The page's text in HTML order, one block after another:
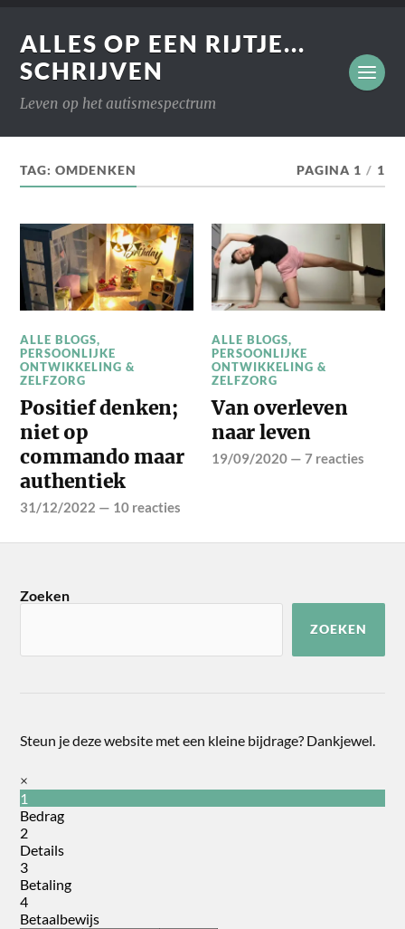
ALLES OP EEN RIJTJE...
SCHRIJVEN
Leven op het autismespectrum
TAG:OMDENKEN PAGINA 1 / 1
ALLE BLOGS,
PERSOONLIJKE
ONTWIKKELING &
ZELFZORG
Positief denken;
niet op
commando maar
authentiek
31/12/2022 — 10 reacties
ALLE BLOGS,
PERSOONLIJKE
ONTWIKKELING &
ZELFZORG
Van overleven
naar leven
19/09/2020 —7 reacties
Zoeken
ZOEKEN
Steun je deze website met een kleine bijdrage? Dankjewel.